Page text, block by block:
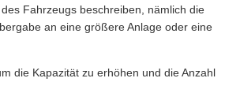
Fahrzeugs beschreiben, nämlich die
an eine größere Anlage oder eine
die Kapazität zu erhöhen und die Anzahl